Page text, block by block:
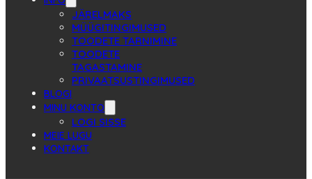
JÄRELMAKS
MÜÜGITINGIMUSED
TOODETE TARNIMINE
TOODETE
TAGASTAMINE
PRIVAATSUSTINGIMUSED
BLOGI
MINU KONTO
LOGI SISSE
MEIE LUGU
KONTAKT